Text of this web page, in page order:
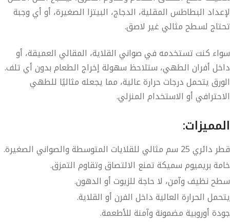
لإعداد البطاطس المقلية، الدجاج، البيتزا الصغيرة، أو أي وجبة
تحتاج لسطح مثالي غير لاصق.
سواء كنت تستخدمه في صواني القلاية، المقالي العميقة، أو
داخل أفران الطهي، ستلاحظ سهولة إخراج الطعام بدون أي تلف.
الورق يتحمل درجات حرارة عالية، مما يجعله مثاليًا للطهي
الاحترافي أو الاستخدام المنزلي.
المميزات:
قطر دائري25 سم
مثالي للقلايات المتوسطة والصواني الصغيرة.
خامةبريميوم سميكةتمنع الالتصاق وتقاوم التمزق.
سطح نظيف وآمن، لا حاجة للزيوت أو الدهون.
يتحمل الحرارة العالية داخل الفرن أو القلاية.
جودةأوروبيةمضمونة وآمنة للأطعمة.